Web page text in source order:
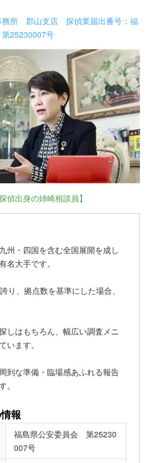
務所 郡山支店 探偵業届出番号：福
25230007号
探偵出身の姉崎相談員】
州・四国を含む全国展開を成し
名大手です。
り、拠点数を基準にした場合、
しはもちろん、幅広い調査メニ
います。
到な準備・臨場感あふれる報告
。
報
福島県公安委員会 第25230
007号